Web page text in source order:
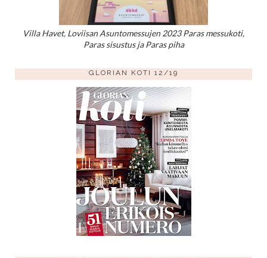
Villa Havet, Loviisan Asuntomessujen 2023 Paras messukoti,
Paras sisustus ja Paras piha
GLORIAN KOTI 12/19